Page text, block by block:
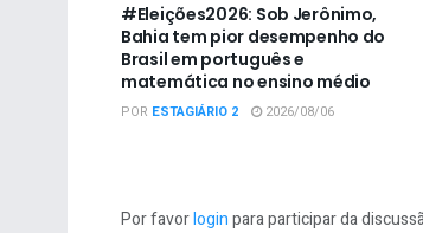
#Eleições2026: Sob Jerônimo,
Bahia tem pior desempenho do
Brasil em português e
matemática no ensino médio
POR ESTAGIÁRIO 2 2026/08/06
Por favorloginpara participar da